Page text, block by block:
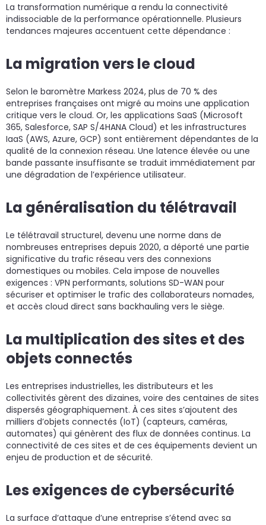
La transformation numérique a rendu la connectivité
indissociable de la performance opérationnelle. Plusieurs
tendances majeures accentuent cette dépendance :
La migration vers le cloud
Selon le baromètre Markess 2024, plus de 70 % des
entreprises françaises ont migré au moins une application
critique vers le cloud. Or, les applications SaaS (Microsoft
365, Salesforce, SAP S/4HANA Cloud) et les infrastructures
IaaS (AWS, Azure, GCP) sont entièrement dépendantes de la
qualité de la connexion réseau. Une latence élevée ou une
bande passante insuffisante se traduit immédiatement par
une dégradation de l’expérience utilisateur.
La généralisation du télétravail
Le télétravail structurel, devenu une norme dans de
nombreuses entreprises depuis 2020, a déporté une partie
significative du trafic réseau vers des connexions
domestiques ou mobiles. Cela impose de nouvelles
exigences : VPN performants, solutions SD-WAN pour
sécuriser et optimiser le trafic des collaborateurs nomades,
et accès cloud direct sans backhauling vers le siège.
La multiplication des sites et des
objets connectés
Les entreprises industrielles, les distributeurs et les
collectivités gèrent des dizaines, voire des centaines de sites
dispersés géographiquement. À ces sites s’ajoutent des
milliers d’objets connectés (IoT) (capteurs, caméras,
automates) qui génèrent des flux de données continus. La
connectivité de ces sites et de ces équipements devient un
enjeu de production et de sécurité.
Les exigences de cybersécurité
La surface d’attaque d’une entreprise s’étend avec sa